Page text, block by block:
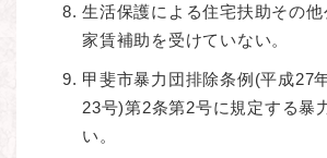
生活保護による住宅扶助その他
家賃補助を受けていない。
甲斐市暴力団排除条例(平成27
23号)第2条第2号に規定する暴
い。